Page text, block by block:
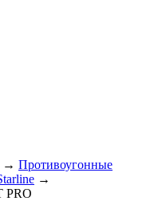
→ Противоугонные
→
PRO